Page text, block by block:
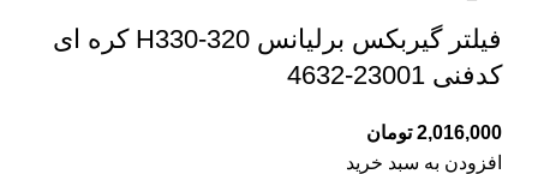
فیلتر گیربکس برلیانس H330-320 کره ای
کدفنی 23001-4632
2,016,000 تومان
افزودن به سبد خرید